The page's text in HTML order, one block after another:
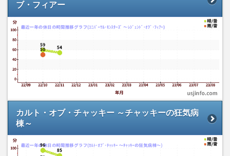
ブ・フィアー
カルト・オブ・チャッキー ～チャッキーの狂気病
棟～